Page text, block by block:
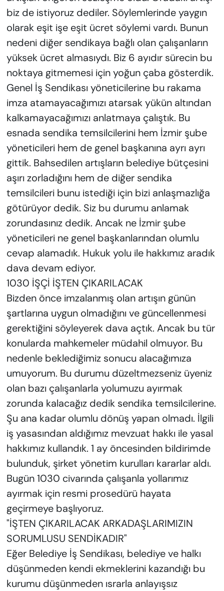
biz de istiyoruz dediler. Söylemlerinde yaygın
olarak eşit işe eşit ücret söylemi vardı. Bunun
nedeni diğer sendikaya bağlı olan çalışanların
yüksek ücret almasıydı. Biz 6 ayıdır sürecin bu
noktaya gitmemesi için yoğun çaba gösterdik.
Genel İş Sendikası yöneticilerine bu rakama
imza atamayacağımızı atarsak yükün altından
kalkamayacağımızı anlatmaya çalıştık. Bu
esnada sendika temsilcilerini hem İzmir şube
yöneticileri hem de genel başkanına ayrı ayrı
gittik. Bahsedilen artışların belediye bütçesini
aşırı zorladığını hem de diğer sendika
temsilcileri bunu istediği için bizi anlaşmazlığa
götürüyor dedik. Siz bu durumu anlamak
zorundasınız dedik. Ancak ne İzmir şube
yöneticileri ne genel başkanlarından olumlu
cevap alamadık. Hukuk yolu ile hakkımız aradık
dava devam ediyor.
1030 İŞÇİ İŞTEN ÇIKARILACAK
Bizden önce imzalanmış olan artışın günün
şartlarına uygun olmadığını ve güncellenmesi
gerektiğini söyleyerek dava açtık. Ancak bu tür
konularda mahkemeler müdahil olmuyor. Bu
nedenle beklediğimiz sonucu alacağımıza
umuyorum. Bu durumu düzeltmezseniz üyeniz
olan bazı çalışanlarla yolumuzu ayırmak
zorunda kalacağız dedik sendika temsilcilerine.
Şu ana kadar olumlu dönüş yapan olmadı. İlgili
iş yasasından aldığımız mevzuat hakkı ile yasal
hakkımız kullandık. 1 ay öncesinden bildirimde
bulunduk, şirket yönetim kurulları kararlar aldı.
Bugün 1030 civarında çalışanla yollarımız
ayırmak için resmi prosedürü hayata
geçirmeye başlıyoruz.
"İŞTEN ÇIKARILACAK ARKADAŞLARIMIZIN
SORUMLUSU SENDİKADIR"
Eğer Belediye İş Sendikası, belediye ve halkı
düşünmeden kendi ekmeklerini kazandığı bu
kurumu düşünmeden ısrarla anlayışsız